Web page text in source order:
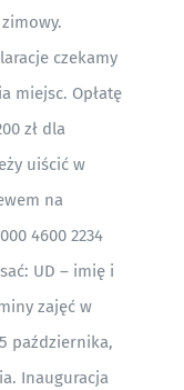
czekamy
miejsc. Opłatę
zł dla
uiścić w
na
4600 2234
UD – imię i
zajęć w
października,
Inauguracja